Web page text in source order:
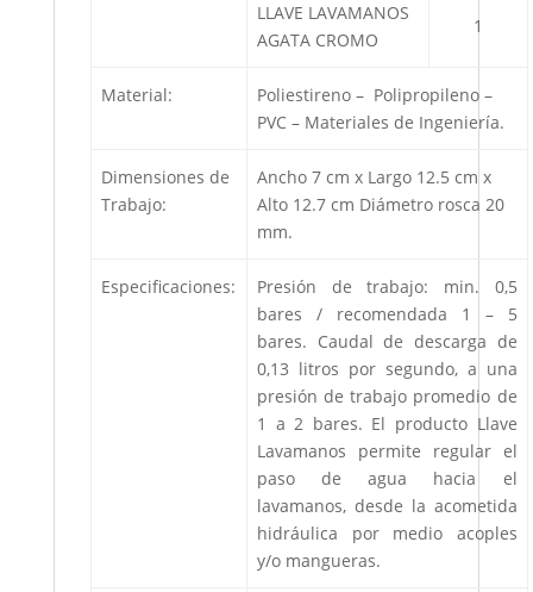
LLAVE LAVAMANOS
AGATA CROMO
1
Material:
Poliestireno – Polipropileno –
PVC – Materiales de Ingeniería.
Dimensiones de
Trabajo:
Ancho 7 cm x Largo 12.5 cm x
Alto 12.7 cm Diámetro rosca 20
mm.
Especificaciones:
Presión de trabajo: min. 0,5
bares / recomendada 1 – 5
bares. Caudal de descarga de
0,13 litros por segundo, a una
presión de trabajo promedio de
1 a 2 bares. El producto Llave
Lavamanos permite regular el
paso de agua hacia el
lavamanos, desde la acometida
hidráulica por medio acoples
y/o mangueras.